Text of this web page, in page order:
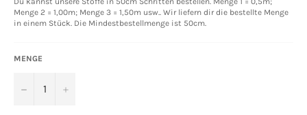
Menge 2 = 1,00m; Menge 3 = 1,50m usw.. Wir liefern dir die bestellte Menge
in einem Stück. Die Mindestbestellmenge ist 50cm.
MENGE
− +